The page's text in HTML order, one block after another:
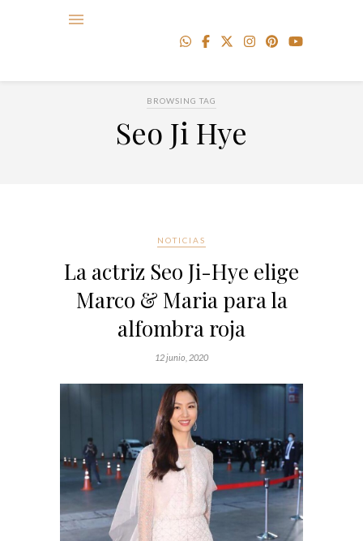
BROWSING TAG
Seo Ji Hye
NOTICIAS
La actriz Seo Ji-Hye elige
Marco & Maria para la
alfombra roja
12 junio, 2020